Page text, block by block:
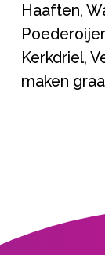
Haaften,
Kerkdriel,
maken